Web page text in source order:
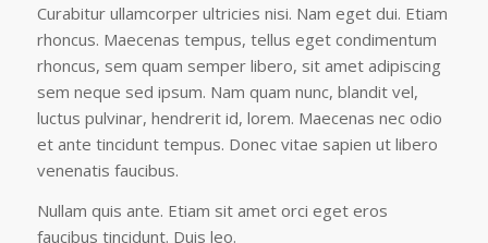
Curabitur ullamcorper ultricies nisi. Nam eget dui. Etiam
rhoncus. Maecenas tempus, tellus eget condimentum
rhoncus, sem quam semper libero, sit amet adipiscing
sem neque sed ipsum. Nam quam nunc, blandit vel,
luctus pulvinar, hendrerit id, lorem. Maecenas nec odio
et ante tincidunt tempus. Donec vitae sapien ut libero
venenatis faucibus.
Nullam quis ante. Etiam sit amet orci eget eros
faucibus tincidunt. Duis leo.